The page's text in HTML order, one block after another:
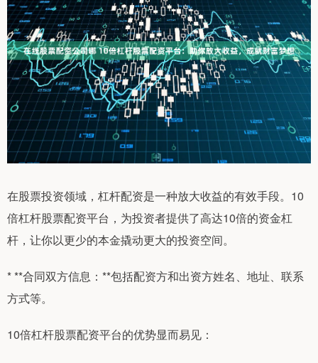
在股票投资领域，杠杆配资是一种放大收益的有效手段。10
倍杠杆股票配资平台，为投资者提供了高达10倍的资金杠
杆，让你以更少的本金撬动更大的投资空间。
* **合同双方信息：**包括配资方和出资方姓名、地址、联系
方式等。
10倍杠杆股票配资平台的优势显而易见：